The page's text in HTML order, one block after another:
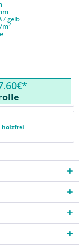
/ gelb
m2
holzfrei